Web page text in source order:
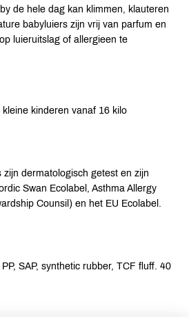
de hele dag kan klimmen, klauteren
babyluiers zijn vrij van parfum en
luieruitslag of allergieen te
kinderen vanaf 16 kilo
zijn dermatologisch getest en zijn
Swan Ecolabel, Asthma Allergy
Counsil) en het EU Ecolabel.
SAP, synthetic rubber, TCF fluff. 40